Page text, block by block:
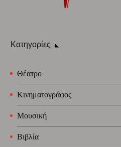
Κατηγορίες
Θέατρο
Κινηματογράφος
Μουσική
Βιβλία